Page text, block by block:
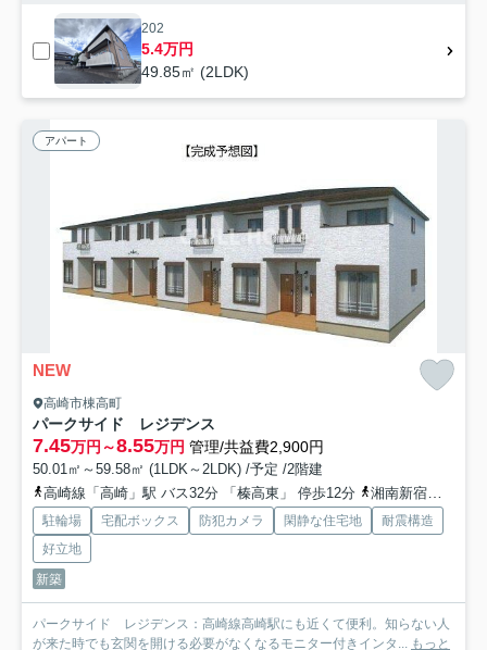
202
5.4万円
49.85㎡ (2LDK)
アパート
NEW
高崎市棟高町
パークサイド レジデンス
7.45万円～8.55万円 管理/共益費2,900円
50.01㎡～59.58㎡ (1LDK～2LDK) /予定 /2階建
高崎線「高崎」駅 バス32分 「榛高東」 停歩12分
湘南新宿ライン高海「井野」駅 徒歩48分
駐輪場 宅配ボックス 防犯カメラ 閑静な住宅地
耐震構造
好立地
新築
パークサイド レジデンス：高崎線高崎駅にも近くて便利。知らない人
が来た時でも玄関を開ける必要がなくなるモニター付きインタ... もっと